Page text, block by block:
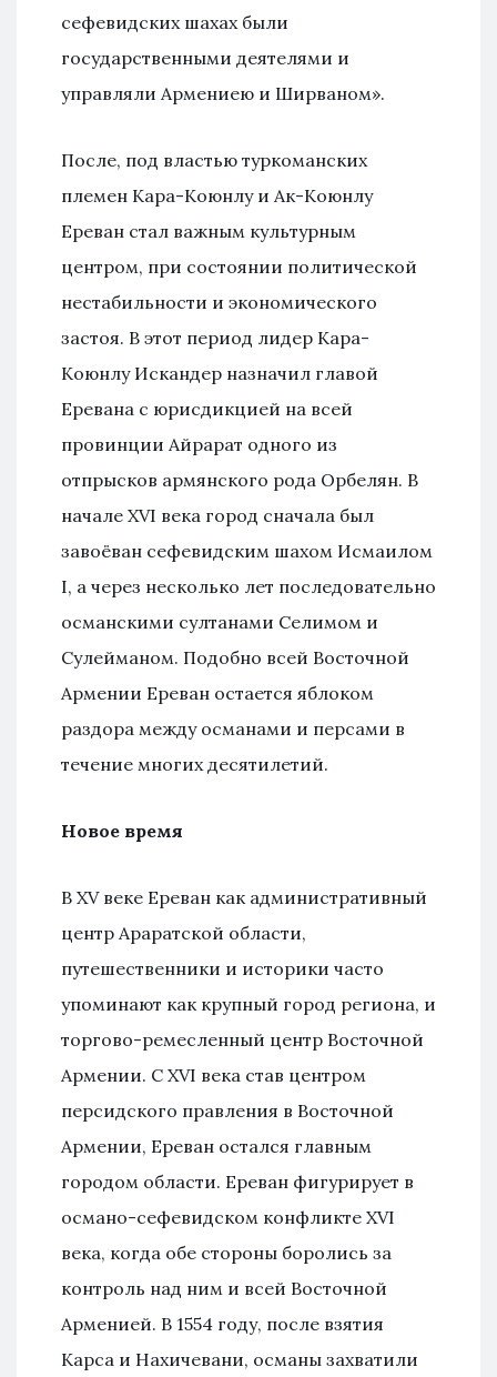
сефевидских шахах были
государственными деятелями и
управляли Армениею и Ширваном».
После, под властью туркоманских
племен Кара-Коюнлу и Ак-Коюнлу
Ереван стал важным культурным
центром, при состоянии политической
нестабильности и экономического
застоя. В этот период лидер Кара-
Коюнлу Искандер назначил главой
Еревана с юрисдикцией на всей
провинции Айрарат одного из
отпрысков армянского рода Орбелян. В
начале XVI века город сначала был
завоёван сефевидским шахом Исмаилом
I, а через несколько лет последовательно
османскими султанами Селимом и
Сулейманом. Подобно всей Восточной
Армении Ереван остается яблоком
раздора между османами и персами в
течение многих десятилетий.
Новое время
В XV веке Ереван как административный
центр Араратской области,
путешественники и историки часто
упоминают как крупный город региона, и
торгово-ремесленный центр Восточной
Армении. С XVI века став центром
персидского правления в Восточной
Армении, Ереван остался главным
городом области. Ереван фигурирует в
османо-сефевидском конфликте XVI
века, когда обе стороны боролись за
контроль над ним и всей Восточной
Арменией. В 1554 году, после взятия
Карса и Нахичевани, османы захватили